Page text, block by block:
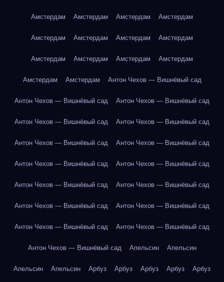
Амстердам Амстердам Амстердам Амстердам
Амстердам Амстердам Амстердам Амстердам
Амстердам Амстердам Амстердам Амстердам
Амстердам Амстердам Антон Чехов — Вишнёвый сад
Антон Чехов — Вишнёвый сад Антон Чехов — Вишнёвый сад
Антон Чехов — Вишнёвый сад Антон Чехов — Вишнёвый сад
Антон Чехов — Вишнёвый сад Антон Чехов — Вишнёвый сад
Антон Чехов — Вишнёвый сад Антон Чехов — Вишнёвый сад
Антон Чехов — Вишнёвый сад Антон Чехов — Вишнёвый сад
Антон Чехов — Вишнёвый сад Антон Чехов — Вишнёвый сад
Антон Чехов — Вишнёвый сад Антон Чехов — Вишнёвый сад
Антон Чехов — Вишнёвый сад Апельсин Апельсин
Апельсин Апельсин Арбуз Арбуз Арбуз Арбуз Арбуз